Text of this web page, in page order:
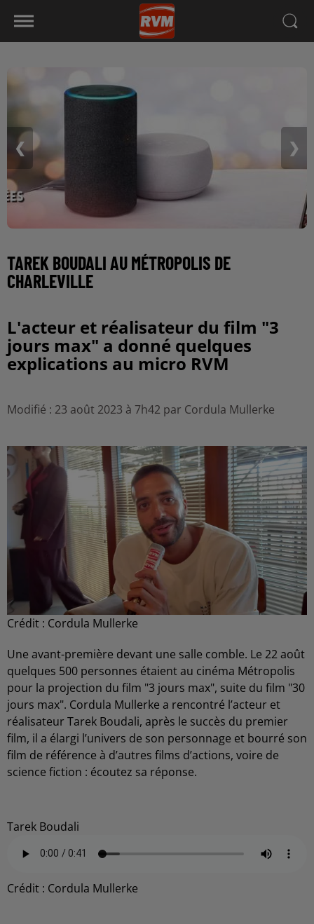
❮ ❯
TAREK BOUDALI AU MÉTROPOLIS DE
CHARLEVILLE
L'acteur et réalisateur du film "3
jours max" a donné quelques
explications au micro RVM
Modifié : 23 août 2023 à 7h42 par Cordula Mullerke
Crédit : Cordula Mullerke
Une avant-première devant une salle comble. Le 22 août
quelques 500 personnes étaient au cinéma Métropolis
pour la projection du film "3 jours max", suite du film "30
jours max". Cordula Mullerke a rencontré l’acteur et
réalisateur Tarek Boudali, après le succès du premier
film, il a élargi l’univers de son personnage et bourré son
film de référence à d’autres films d’actions, voire de
science fiction : écoutez sa réponse.
Tarek Boudali
Crédit : Cordula Mullerke